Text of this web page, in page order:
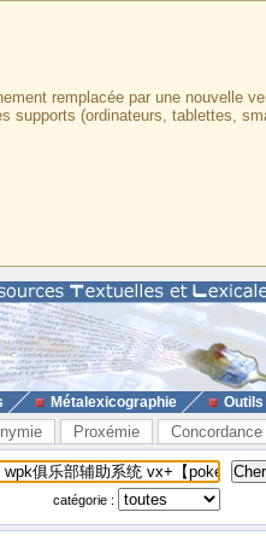
remplacée par une nouvelle
supports (ordinateurs, tablettes,
Métalexicographie Outils
Proxémie Concordance
catégorie :